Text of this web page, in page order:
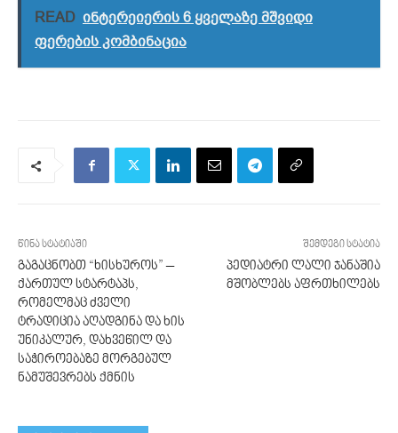
READ ინტერეიერის 6 ყველაზე მშვიდი
ფერების კომბინაცია
წინა სტატიაში
გაგაცნობთ “ხისხუროს” –
ქართულ სტარტაპს,
რომელმაც ძველი
ტრადიცია აღადგინა და ხის
უნიკალურ, დახვეწილ და
საჭიროებაზე მორგებულ
ნამუშევრებს ქმნის
შემდეგი სტატია
პედიატრი ლალი ჯანაშია
მშობლებს აფრთხილებს